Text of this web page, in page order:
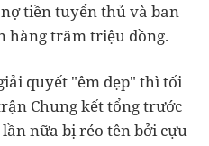
tiền tuyển thủ và ban
hàng trăm triệu đồng.
quyết "êm đẹp" thì tối
Chung kết tổng trước
nữa bị réo tên bởi cựu